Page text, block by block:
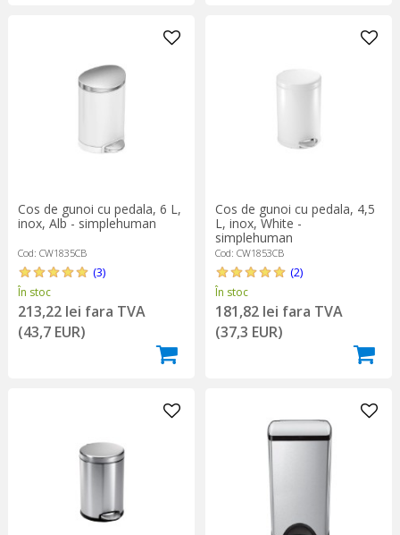
Cos de gunoi cu pedala, 6 L,
inox, Alb - simplehuman
Cod: CW1835CB
(3)
În stoc
213,22 lei fara TVA
(43,7 EUR)
Cos de gunoi cu pedala, 4,5
L, inox, White -
simplehuman
Cod: CW1853CB
(2)
În stoc
181,82 lei fara TVA
(37,3 EUR)